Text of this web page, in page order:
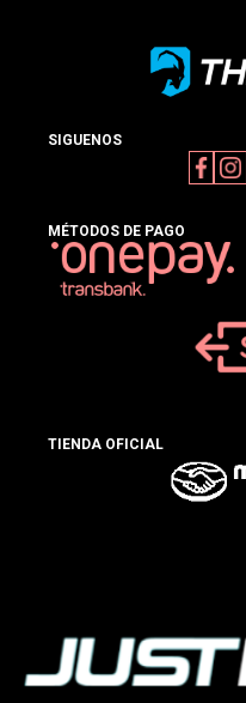
SIGUENOS
MÉTODOS DE PAGO
TIENDA OFICIAL